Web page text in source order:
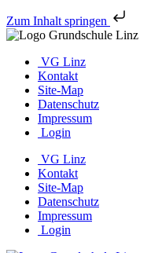
Zum Inhalt springen
VG Linz
Kontakt
Site-Map
Datenschutz
Impressum
Login
VG Linz
Kontakt
Site-Map
Datenschutz
Impressum
Login